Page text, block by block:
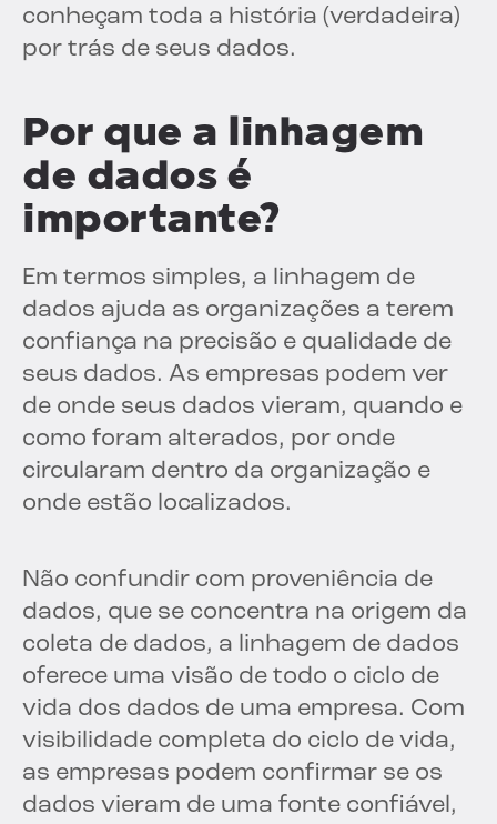
conheçam toda a história (verdadeira)
por trás de seus dados.
Por que a linhagem
de dados é
importante?
Em termos simples, a linhagem de
dados ajuda as organizações a terem
confiança na precisão e qualidade de
seus dados. As empresas podem ver
de onde seus dados vieram, quando e
como foram alterados, por onde
circularam dentro da organização e
onde estão localizados.
Não confundir com proveniência de
dados, que se concentra na origem da
coleta de dados, a linhagem de dados
oferece uma visão de todo o ciclo de
vida dos dados de uma empresa. Com
visibilidade completa do ciclo de vida,
as empresas podem confirmar se os
dados vieram de uma fonte confiável,